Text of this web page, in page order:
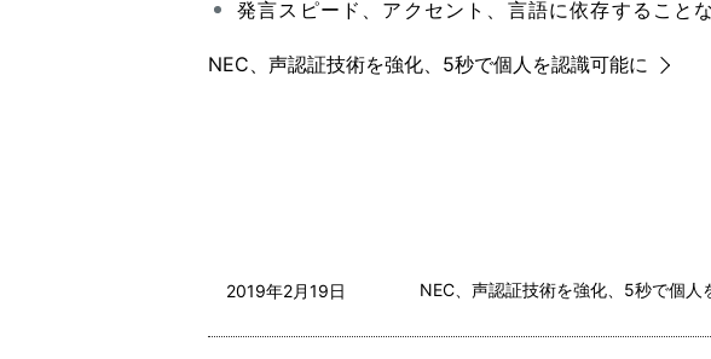
発言スピード、アクセント、言語に依存すること
NEC、声認証技術を強化、5秒で個人を認識可能に
2019年2月19日 NEC、声認証技術を強化、5秒で個人